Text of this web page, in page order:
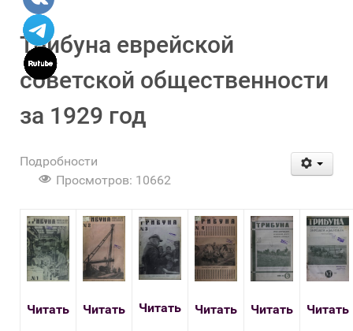
сайту
Трибуна еврейской
советской общественности
за 1929 год
Подробности
Просмотров: 10662
Читать Читать Читать Читать Читать Читать